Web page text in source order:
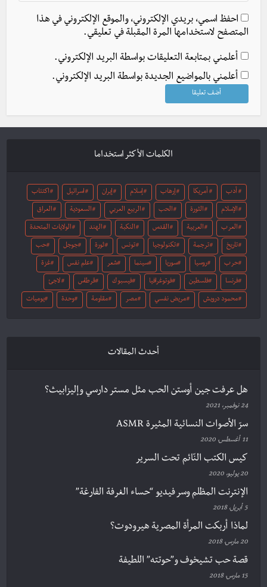
احفظ اسمي، بريدي الإلكتروني، والموقع الإلكتروني في هذا
المتصفح لاستخدامها المرة المقبلة في تعليقي.
أعلمني بمتابعة التعليقات بواسطة البريد الإلكتروني.
أعلمني بالمواضيع الجديدة بواسطة البريد الإلكتروني.
الكلمات الأكثر استخداما
أدب أمريكا إرهاب إسلام إيران اسرائيل اكتئاب
الإسلام الثورة الحب الربيع العربي السعودية العراق
العرب العربية القدس النكبة الهند الولايات المتحدة
تاريخ ترجمة تكنولوجيا تونس ثورة جوجل حب
حرب روسيا سوريا سينما شعر علم نفس غزة
فرنسا فلسطين فوتوغرافيا فيسبوك قرطاس لاجئ
محمود درويش مريض نفسي مصر مقاومة وحدة يوميات
أحدث المقالات
هل عرفت جين أوستن الحب مثل مستر دارسي وإليزابيث؟
24 نوفمبر، 2021
سرّ الأصوات النسائية المثيرة ASMR
11 أغسطس، 2020
كيس الكتب النّائم تحت السرير
20 يوليو، 2020
الإنترنت المظلم وسر فيديو “حساء الغرفة الفارغة”
5 أبريل، 2018
لماذا أربكت المرأة المصرية هيرودوت؟
20 مارس، 2018
قصة حب تشيخوف و”حوتته” اللطيفة
15 مارس، 2018